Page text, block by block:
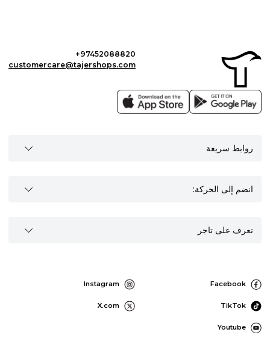
+97452088820
customercare@tajershops.com
روابط سريعة
انضم إلى الحركة:
تعرف على تاجر
Facebook
Instagram
TikTok
X.com
Youtube